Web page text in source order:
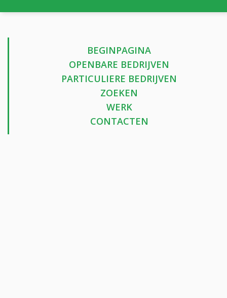
BEGINPAGINA
OPENBARE BEDRIJVEN
PARTICULIERE BEDRIJVEN
ZOEKEN
WERK
CONTACTEN